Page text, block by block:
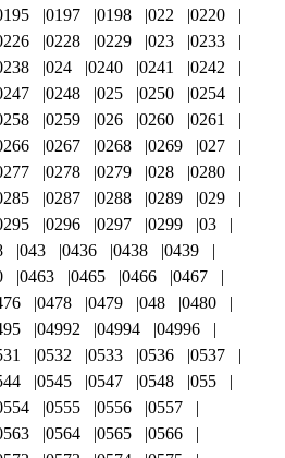
0197 0198 022
0220
0228 0229 023
0233
024 0240 0241
0242
0248 025 0250
0254
0259 026 0260
0261
0267 0268 0269
027
0278 0279 028
0280
0287 0288 0289
029
0296 0297 0299
03
043 0436 0438
0439
0463 0465 0466
0467
0478 0479 048
0480
04992 04994
04996
0532 0533 0536
0537
0545 0547 0548
055
0555 0556
0557
0564 0565
0566